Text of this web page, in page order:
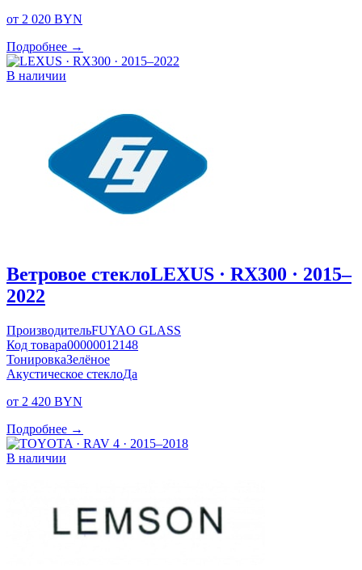
от 2 020 BYN
Подробнее →
В наличии
Ветровое стеклоLEXUS · RX300 · 2015–
2022
ПроизводительFUYAO GLASS
Код товара00000012148
ТонировкаЗелёное
Акустическое стеклоДа
от 2 420 BYN
Подробнее →
В наличии